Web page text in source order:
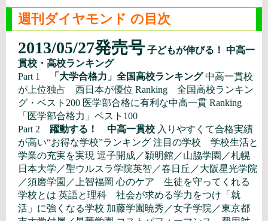
週刊ダイヤモンド の目次
2013/05/27発売号 子どもが伸びる！ 中高一
貫校・高校ランキング
Part 1
「大学合格力」全国高校ランキング中高一貫校
が上位独占 西日本が優位 Ranking 全国高校ランキン
グ・ベスト200 医学部合格に有利な中高一貫 Ranking
「医学部合格力」ベスト100
Part 2 躍動する！ 中高一貫校 入りやすくて合格実績
が高い“お得な学校”ランキング 注目の学校 学校生活と
学業の充実を実現 逗子開成／穎明館／山脇学園／札幌
日本大学／聖ウルスラ学院英智／春日丘／大阪星光学院
／須磨学園／上智福岡 心のケア 生徒を守ってくれる
学校とは 英語と理科 社会が求める学力をつけ「就
活」に強くなる学校 加藤学園暁秀／女子学院／東京都